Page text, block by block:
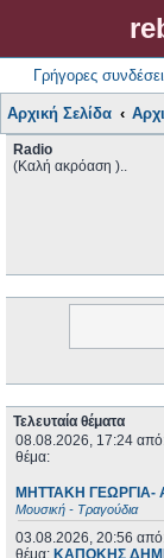
Γρήγορες
Αρχική Σελίδα
Radio
(Καλή ακρόαση )..
Τελευταία θέματα
08.08.2026, 17:24
θέμα:
ΜΗΤΤΑΚΗ ΓΕΩΡΓΙΑ-
Μουσική - Τραγούδια
03.08.2026, 20:56
θέμα: ΚΑΠΟΚΗΣ